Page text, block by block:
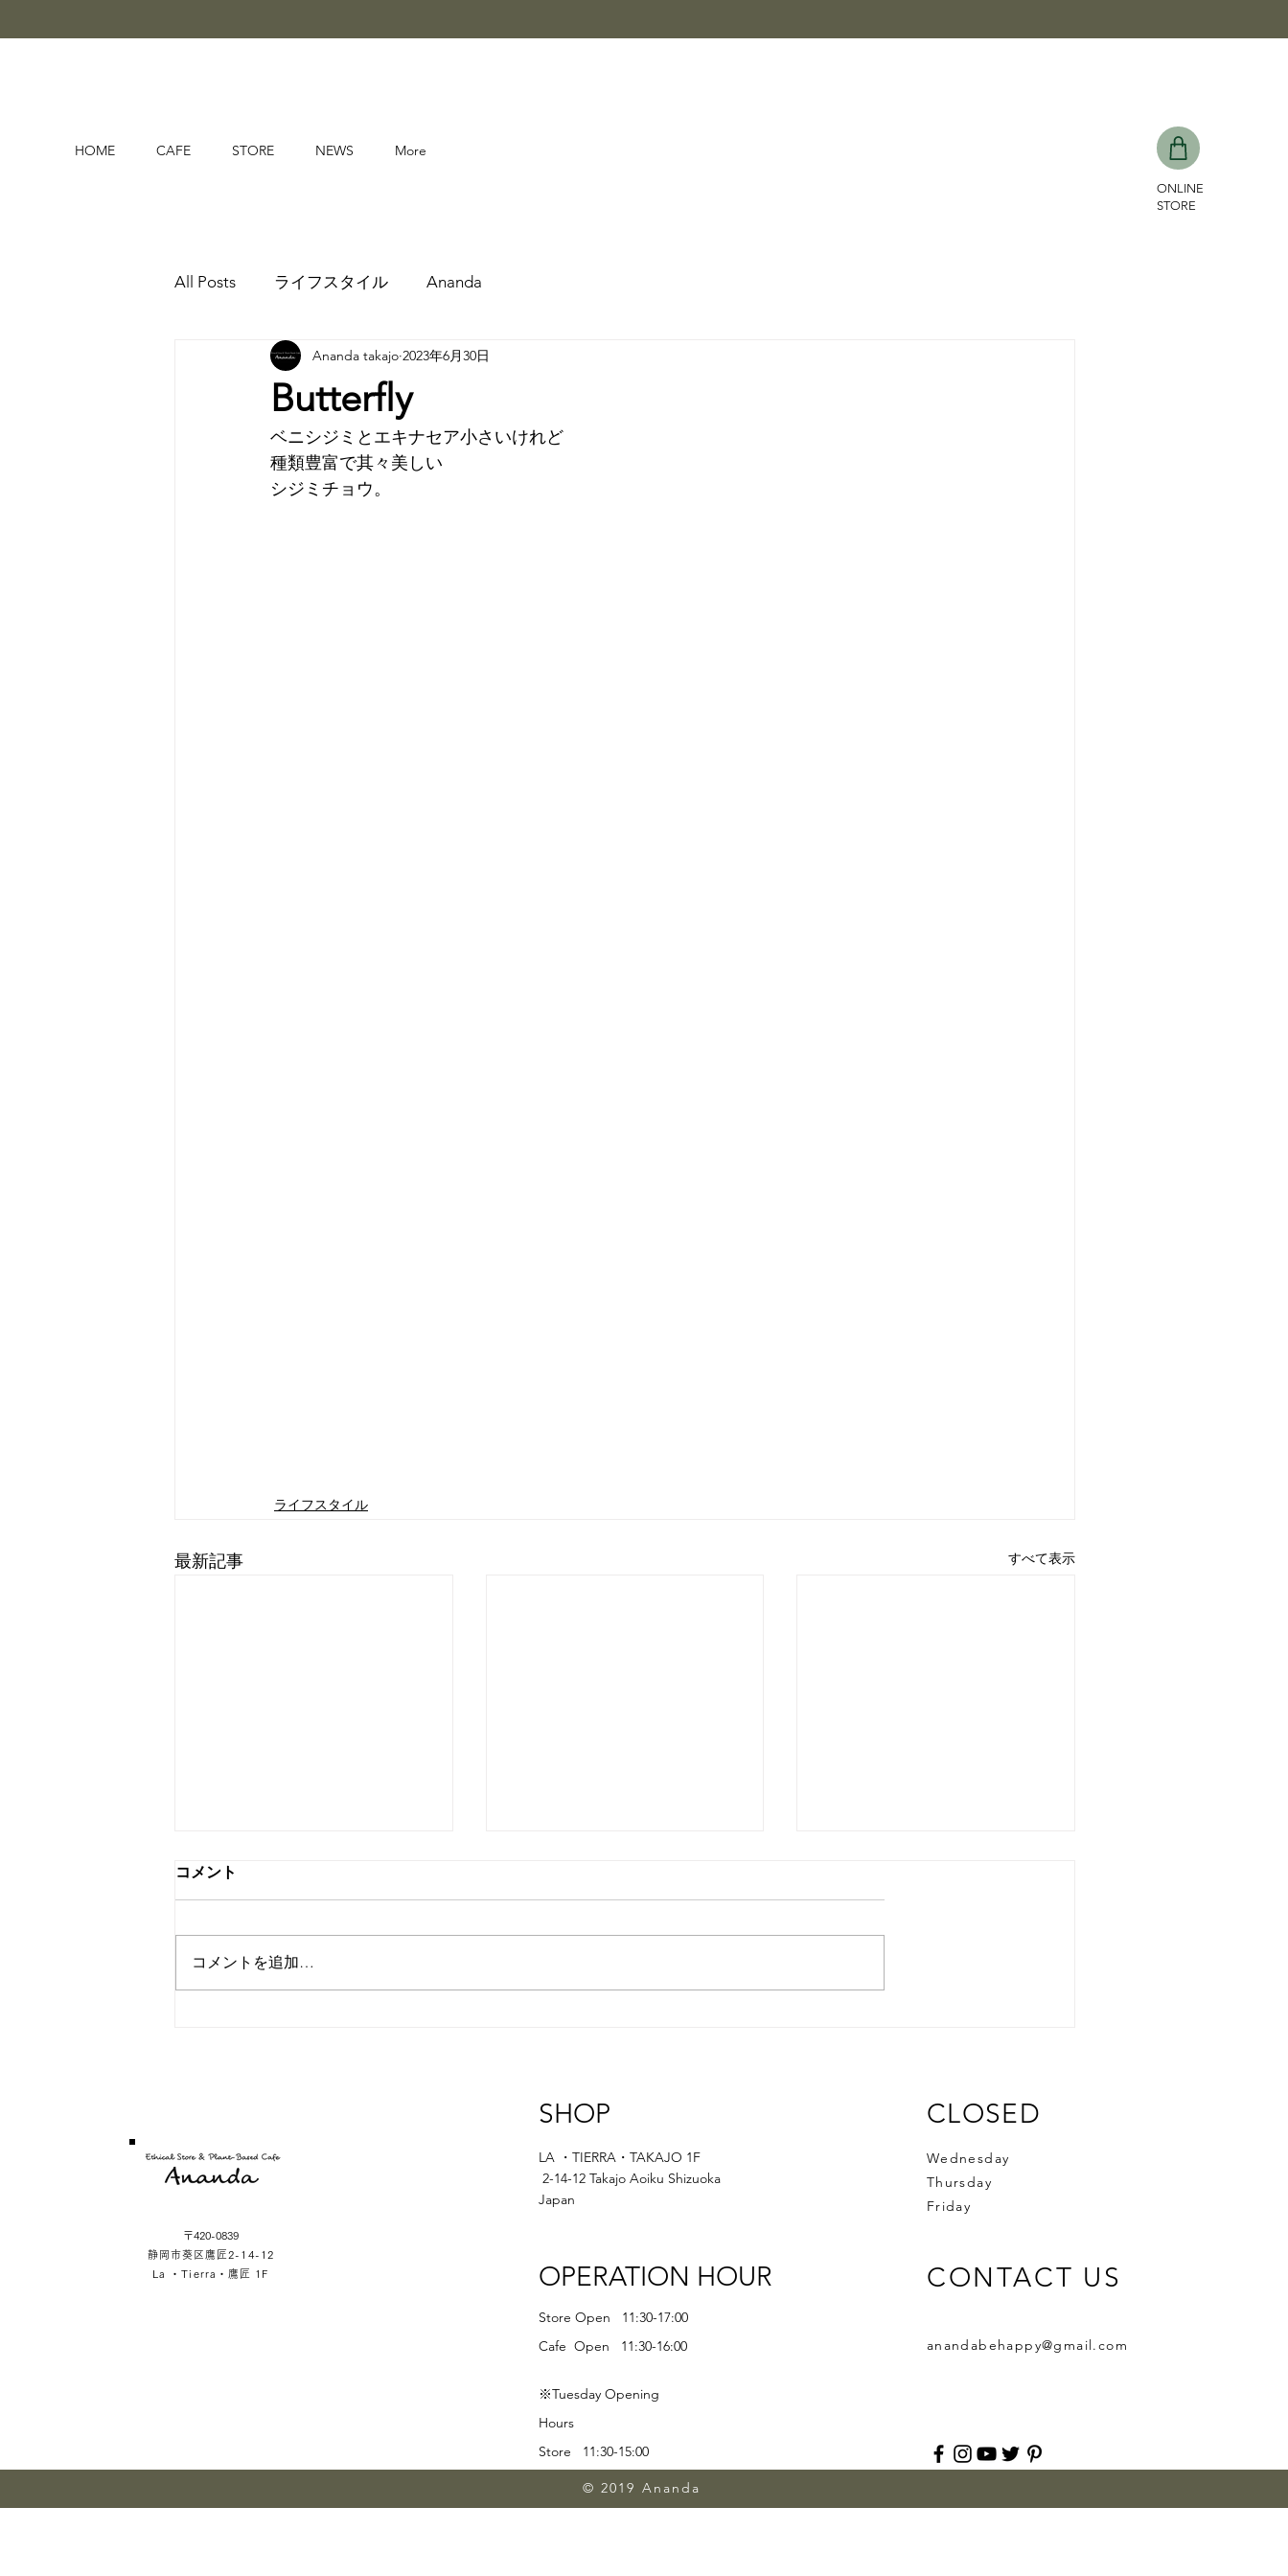
HOME CAFE STORE NEWS More
ONLINE
STORE
All Posts ライフスタイル Ananda
Butterfly
Ananda takajo 2023年6月30日
ベニシジミとエキナセア小さいけれど
種類豊富で其々美しい
シジミチョウ。
ライフスタイル
最新記事 すべて表示
Sea
コメント
コメントを追加…
〒420-0839
静岡市葵区鷹匠2-14-12
La ・Tierra・鷹匠 1F
SHOP
LA ・TIERRA・TAKAJO 1F
2-14-12 Takajo Aoiku Shizuoka
Japan
OPERATION HOUR
Store Open 11:30-17:00
Cafe Open 11:30-16:00
※Tuesday Opening
Hours
Store 11:30-15:00
Lunch 11:30-13:00
CLOSED
Wednesday
Thursday
Friday
CONTACT US
anandabehappy@gmail.com
© 2019 Ananda